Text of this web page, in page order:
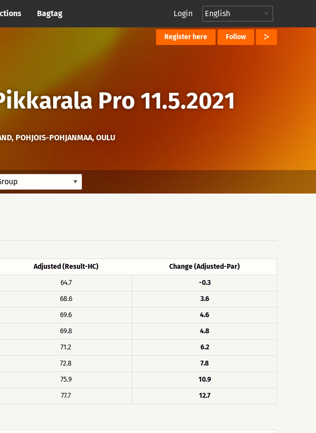
Bagtag Login
Register here Follow
Pro 11.5.2021
POHJOIS-POHJANMAA, OULU
Adjusted (Result-HC)
Change (Adjusted-Par)
64.7
-0.3
68.6
3.6
69.6
4.6
69.8
4.8
71.2
6.2
72.8
7.8
75.9
10.9
77.7 12.7